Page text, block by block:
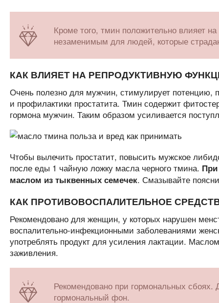
Кроме того, тмин положительно влияет
незаменимым для людей, которые
КАК ВЛИЯЕТ НА РЕПРОДУКТИВНУЮ
Очень полезно для мужчин, стимулирует потенцию,
и профилактики простатита. Тмин содержит
гормона мужчин. Таким образом усиливается
Чтобы вылечить простатит, повысить мужское
после еды 1 чайную ложку масла черного тмина. При
маслом из тыквенных семечек. Смазывайте
КАК ПРОТИВОВОСПАЛИТЕЛЬНОЕ
Рекомендовано для женщин, у которых нарушен
воспалительно-инфекционными заболеваниями
употреблять продукт для усиления лактации.
заживления.
Рекомендовано при гормональных
гормональный фон.